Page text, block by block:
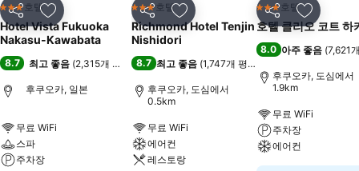
공유 즐겨찾기에 추가
3 성급호텔
Hotel Vista Fukuoka
Nakasu-Kawabata
8.7 최고 좋음 (2,315개 평점)
후쿠오카, 일본
무료 WiFi
스파
주차장
공유 즐겨찾기에 추가
3 성급호텔
Richmond Hotel Tenjin
Nishidori
8.7 최고 좋음 (1,747개 평점
후쿠오카, 도심에서
0.5km
무료 WiFi
에어컨
레스토랑
공유 즐겨찾기
3 성급호텔
호텔 클리오 코트 하
8.0 아주 좋음 (7,621
후쿠오카, 도심에서
1.9km
무료 WiFi
주차장
에어컨